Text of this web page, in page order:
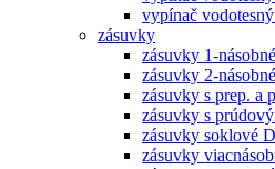
vypínač
zásuvky
zásuvky 1-násobné
zásuvky 2-násobné
zásuvky s prep. a
zásuvky s
zásuvky soklové
zásuvky